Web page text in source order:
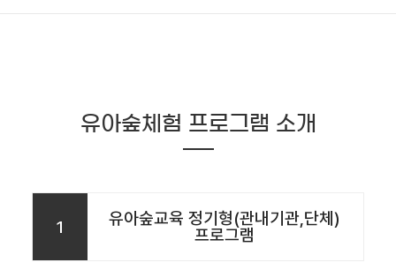
유아숲체험 프로그램 소개
1
유아숲교육 정기형(관내기관,단체)
프로그램